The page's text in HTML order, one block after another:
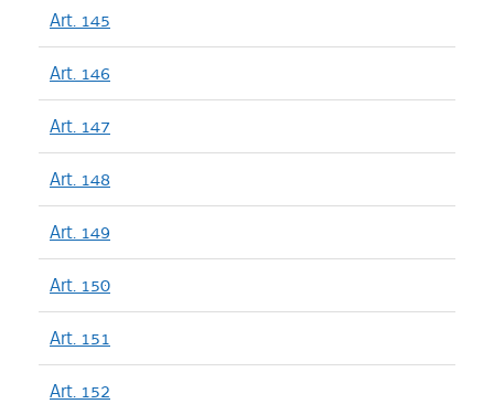
Art. 145
Art. 146
Art. 147
Art. 148
Art. 149
Art. 150
Art. 151
Art. 152